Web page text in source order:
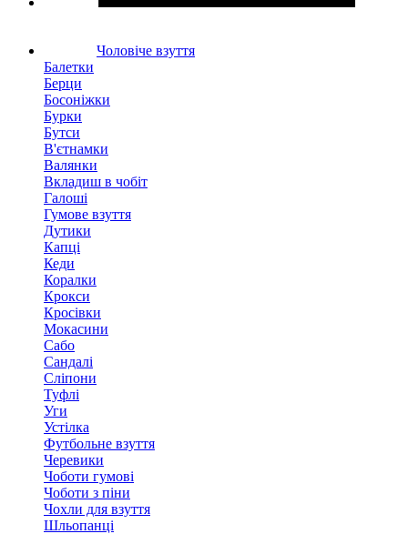
Чоловіче взуття
Балетки
Берци
Босоніжки
Бурки
Бутси
В'єтнамки
Валянки
Вкладиш в чобіт
Галоші
Гумове взуття
Дутики
Капці
Кеди
Коралки
Крокси
Кросівки
Мокасини
Сабо
Сандалі
Сліпони
Туфлі
Уги
Устілка
Футбольне взуття
Черевики
Чоботи гумові
Чоботи з піни
Чохли для взуття
Шльопанці